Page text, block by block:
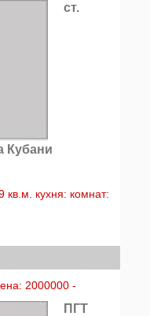
ст.
Кубани
кухня: комнат:
2000000 -
ПГТ